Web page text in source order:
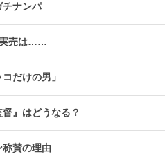
チナンパ
実売は……
だけの男」
』はどうなる？
称賛の理由